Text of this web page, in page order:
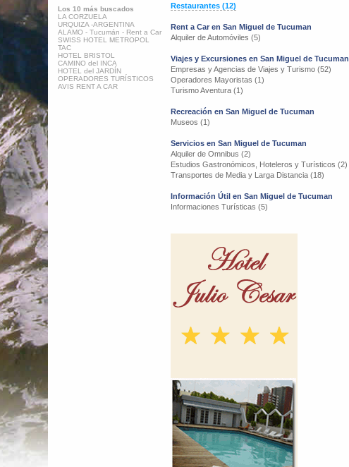
Los 10 más buscados
LA CORZUELA
URQUIZA -ARGENTINA
ALAMO - Tucumán - Rent a Car
SWISS HOTEL METROPOL
TAC
HOTEL BRISTOL
CAMINO del INCA
HOTEL del JARDÍN
OPERADORES TURÍSTICOS
AVIS RENT A CAR
Restaurantes (12)
Rent a Car en San Miguel de Tucuman
Alquiler de Automóviles (5)
Viajes y Excursiones en San Miguel de Tucuman
Empresas y Agencias de Viajes y Turismo (52)
Operadores Mayoristas (1)
Turismo Aventura (1)
Recreación en San Miguel de Tucuman
Museos (1)
Servicios en San Miguel de Tucuman
Alquiler de Omnibus (2)
Estudios Gastronómicos, Hoteleros y Turísticos (2)
Transportes de Media y Larga Distancia (18)
Información Útil en San Miguel de Tucuman
Informaciones Turísticas (5)